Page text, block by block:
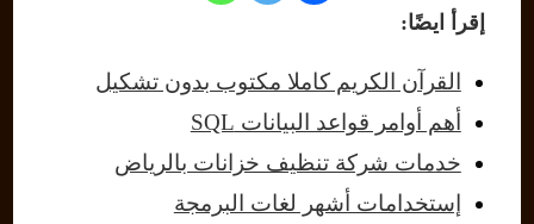
إقرأ ايضًا:
القرآن الكريم كاملا مكتوب بدون تشكيل
أهم أوامر قواعد البيانات SQL
خدمات شركة تنظيف خزانات بالرياض
إستخدامات أشهر لغات البرمجة